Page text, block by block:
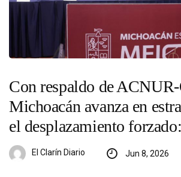
Con respaldo de
Michoacán avanza en
el desplazamiento
El Clarín Diario Jun 8, 2026